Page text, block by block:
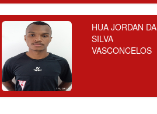
HUA JORDAN DA
SILVA
VASCONCELOS